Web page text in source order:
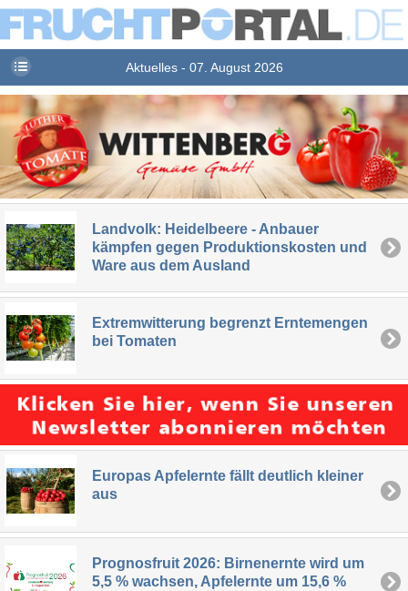
Aktuelles - 07. August 2026
Landvolk: Heidelbeere - Anbauer
kämpfen gegen Produktionskosten und
Ware aus dem Ausland
Extremwitterung begrenzt Erntemengen
bei Tomaten
Europas Apfelernte fällt deutlich kleiner
aus
Prognosfruit 2026: Birnenernte wird um
5,5 % wachsen, Apfelernte um 15,6 %